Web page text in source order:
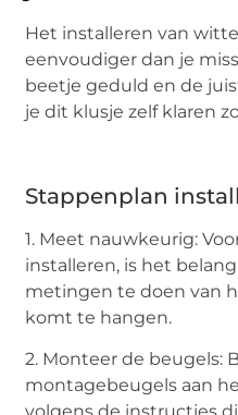
Het installeren van
eenvoudiger dan je
beetje geduld en de
je dit klusje zelf klaren
Stappenplan
1. Meet nauwkeurig:
installeren, is het
metingen te doen van
komt te hangen.
2. Monteer de beugels:
montagebeugels aan